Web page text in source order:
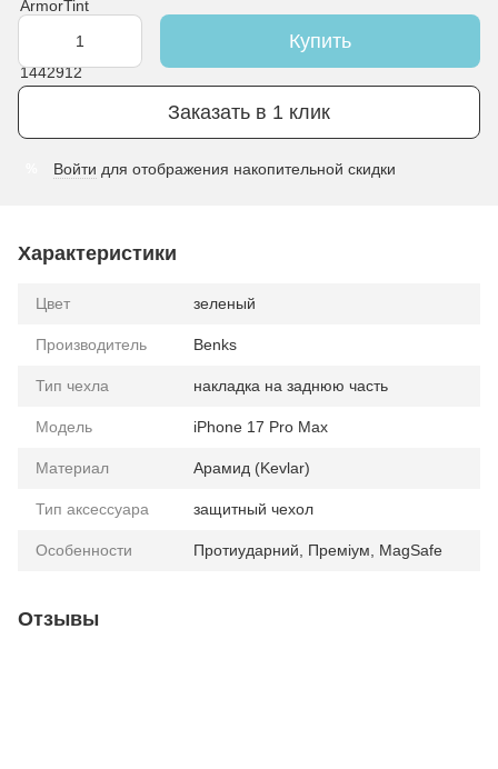
Купить
Заказать в 1 клик
Войти для отображения накопительной скидки
Характеристики
Цвет зеленый
Производитель Benks
Тип чехла накладка на заднюю часть
Модель iPhone 17 Pro Max
Материал Арамид (Kevlar)
Тип аксессуара защитный чехол
Особенности Протиударний, Преміум, MagSafe
Отзывы